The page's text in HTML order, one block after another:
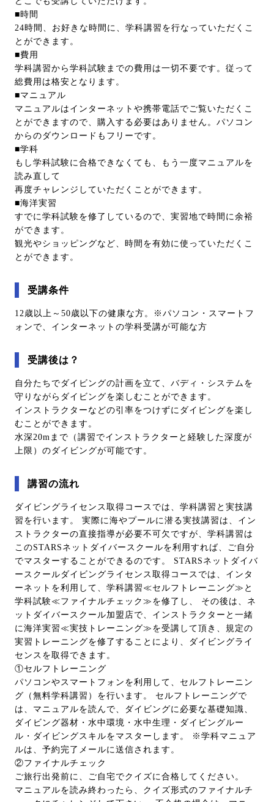
■時間
24時間、お好きな時間に、学科講習を行なっていただくこ
とができます。
■費用
学科講習から学科試験までの費用は一切不要です。従って
総費用は格安となります。
■マニュアル
マニュアルはインターネットや携帯電話でご覧いただくこ
とができますので、購入する必要はありません。パソコン
からのダウンロードもフリーです。
■学科
もし学科試験に合格できなくても、もう一度マニュアルを
読み直して
再度チャレンジしていただくことができます。
■海洋実習
すでに学科試験を修了しているので、実習地で時間に余裕
ができます。
観光やショッピングなど、時間を有効に使っていただくこ
とができます。
受講条件
12歳以上～50歳以下の健康な方。※パソコン・スマートフ
ォンで、インターネットの学科受講が可能な方
受講後は？
自分たちでダイビングの計画を立て、バディ・システムを
守りながらダイビングを楽しむことができます。
インストラクターなどの引率をつけずにダイビングを楽し
むことができます。
水深20mまで（講習でインストラクターと経験した深度が
上限）のダイビングが可能です。
講習の流れ
ダイビングライセンス取得コースでは、学科講習と実技講
習を行います。 実際に海やプールに潜る実技講習は、イン
ストラクターの直接指導が必要不可欠ですが、学科講習は
このSTARSネットダイバースクールを利用すれば、ご自分
でマスターすることができるのです。 STARSネットダイバ
ースクールダイビングライセンス取得コースでは、インタ
ーネットを利用して、学科講習≪セルフトレーニング≫と
学科試験≪ファイナルチェック≫を修了し、 その後は、ネ
ットダイバースクール加盟店で、インストラクターと一緒
に海洋実習≪実技トレーニング≫を受講して頂き、規定の
実習トレーニングを修了することにより、ダイビングライ
センスを取得できます。
①セルフトレーニング
パソコンやスマートフォンを利用して、セルフトレーニン
グ（無料学科講習）を行います。 セルフトレーニングで
は、マニュアルを読んで、ダイビングに必要な基礎知識、
ダイビング器材・水中環境・水中生理・ダイビングルー
ル・ダイビングスキルをマスターします。 ※学科マニュア
ルは、予約完了メールに送信されます。
②ファイナルチェック
ご旅行出発前に、ご自宅でクイズに合格してください。
マニュアルを読み終わったら、クイズ形式のファイナルチ